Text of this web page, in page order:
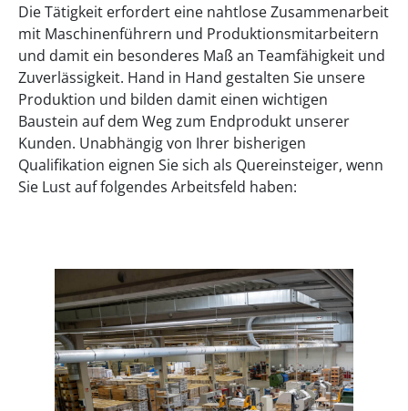
Die Tätigkeit erfordert eine nahtlose Zusammenarbeit
mit Maschinenführern und Produktionsmitarbeitern
und damit ein besonderes Maß an Teamfähigkeit und
Zuverlässigkeit. Hand in Hand gestalten Sie unsere
Produktion und bilden damit einen wichtigen
Baustein auf dem Weg zum Endprodukt unserer
Kunden. Unabhängig von Ihrer bisherigen
Qualifikation eignen Sie sich als Quereinsteiger, wenn
Sie Lust auf folgendes Arbeitsfeld haben: